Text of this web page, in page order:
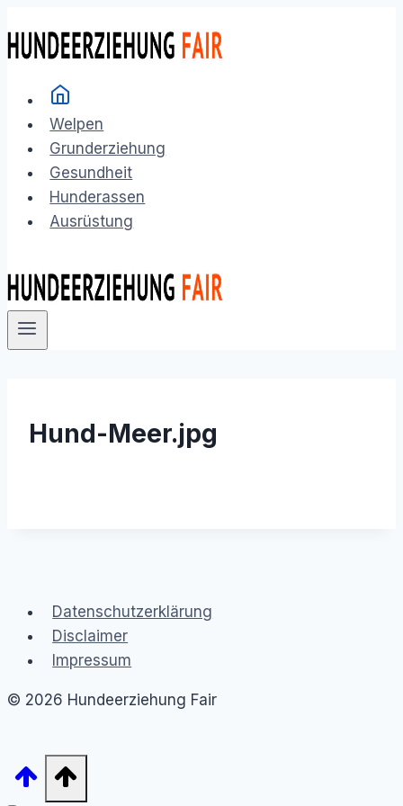
Inhalt
Welpen
Grunderziehung
Gesundheit
Hunderassen
Ausrüstung
Hund-Meer.jpg
Datenschutzerklärung
Disclaimer
Impressum
© 2026 Hundeerziehung Fair